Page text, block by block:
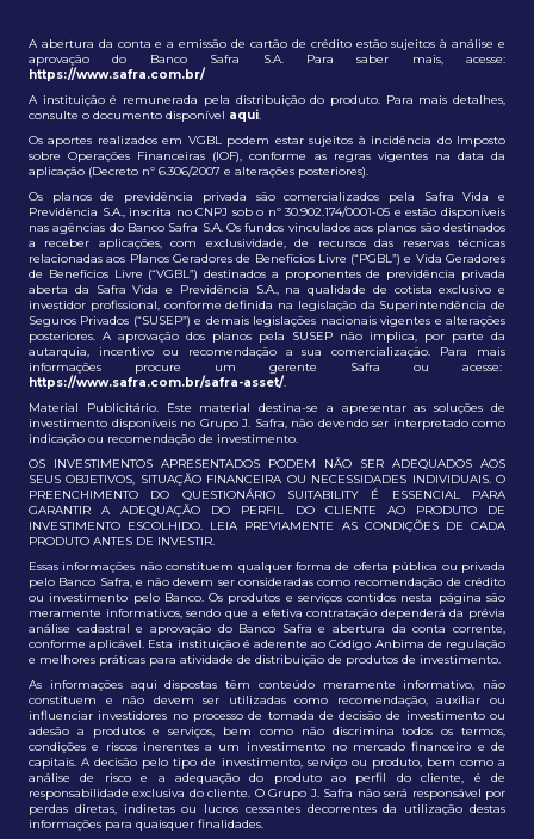
A abertura da conta e a emissão de cartão de crédito estão sujeitos à análise e
aprovação do Banco Safra S.A. Para saber mais, acesse:
https://www.safra.com.br/
A instituição é remunerada pela distribuição do produto. Para mais detalhes,
consulte o documento disponível aqui.
Os aportes realizados em VGBL podem estar sujeitos à incidência do Imposto
sobre Operações Financeiras (IOF), conforme as regras vigentes na data da
aplicação (Decreto nº 6.306/2007 e alterações posteriores).
Os planos de previdência privada são comercializados pela Safra Vida e
Previdência S.A., inscrita no CNPJ sob o nº 30.902.174/0001-05 e estão disponíveis
nas agências do Banco Safra S.A. Os fundos vinculados aos planos são destinados
a receber aplicações, com exclusividade, de recursos das reservas técnicas
relacionadas aos Planos Geradores de Benefícios Livre (“PGBL”) e Vida Geradores
de Benefícios Livre (“VGBL”) destinados a proponentes de previdência privada
aberta da Safra Vida e Previdência S.A., na qualidade de cotista exclusivo e
investidor profissional, conforme definida na legislação da Superintendência de
Seguros Privados (“SUSEP”) e demais legislações nacionais vigentes e alterações
posteriores. A aprovação dos planos pela SUSEP não implica, por parte da
autarquia, incentivo ou recomendação a sua comercialização. Para mais
informações procure um gerente Safra ou acesse:
https://www.safra.com.br/safra-asset/.
Material Publicitário. Este material destina-se a apresentar as soluções de
investimento disponíveis no Grupo J. Safra, não devendo ser interpretado como
indicação ou recomendação de investimento.
OS INVESTIMENTOS APRESENTADOS PODEM NÃO SER ADEQUADOS AOS
SEUS OBJETIVOS, SITUAÇÃO FINANCEIRA OU NECESSIDADES INDIVIDUAIS. O
PREENCHIMENTO DO QUESTIONÁRIO SUITABILITY É ESSENCIAL PARA
GARANTIR A ADEQUAÇÃO DO PERFIL DO CLIENTE AO PRODUTO DE
INVESTIMENTO ESCOLHIDO. LEIA PREVIAMENTE AS CONDIÇÕES DE CADA
PRODUTO ANTES DE INVESTIR.
Essas informações não constituem qualquer forma de oferta pública ou privada
pelo Banco Safra, e não devem ser consideradas como recomendação de crédito
ou investimento pelo Banco. Os produtos e serviços contidos nesta página são
meramente informativos, sendo que a efetiva contratação dependerá da prévia
análise cadastral e aprovação do Banco Safra e abertura da conta corrente,
conforme aplicável. Esta instituição é aderente ao Código Anbima de regulação
e melhores práticas para atividade de distribuição de produtos de investimento.
As informações aqui dispostas têm conteúdo meramente informativo, não
constituem e não devem ser utilizadas como recomendação, auxiliar ou
influenciar investidores no processo de tomada de decisão de investimento ou
adesão a produtos e serviços, bem como não discrimina todos os termos,
condições e riscos inerentes a um investimento no mercado financeiro e de
capitais. A decisão pelo tipo de investimento, serviço ou produto, bem como a
análise de risco e a adequação do produto ao perfil do cliente, é de
responsabilidade exclusiva do cliente. O Grupo J. Safra não será responsável por
perdas diretas, indiretas ou lucros cessantes decorrentes da utilização destas
informações para quaisquer finalidades.